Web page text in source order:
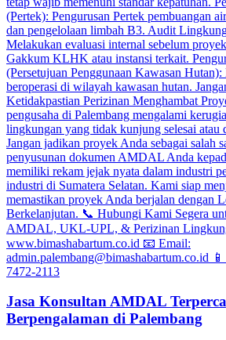
Jasa Konsultan AMDAL
Berpengalaman di Palembang